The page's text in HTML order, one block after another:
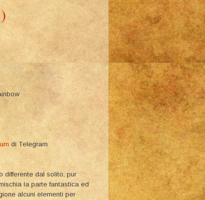
di Telegram
differente dal solito, pur
la parte fantastica ed
alcuni elementi per